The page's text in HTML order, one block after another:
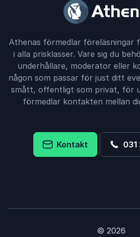
Athenas förmedlar föreläsningar
i alla prisklasser. Vare sig du
underhållare, moderator eller
någon som passar för just ditt
smått, offentligt som privat, för
förmedlar kontakten mellan
Kontakt 031
© 2026